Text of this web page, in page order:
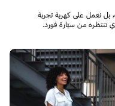
بل نعمل على كهربة تجربة
تنتظره من سيّارة فورد.